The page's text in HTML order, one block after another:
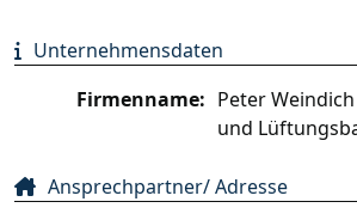
Unternehmensdaten
Firmenname: Peter
und
Ansprechpartner/ Adresse